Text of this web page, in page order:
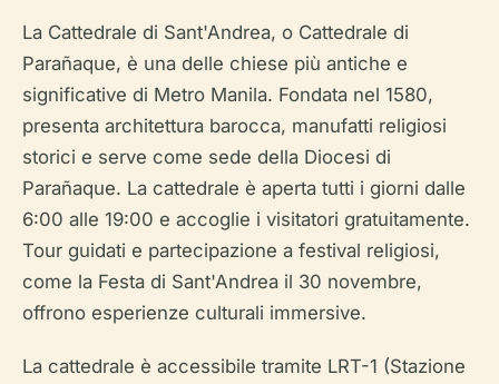
La Cattedrale di Sant'Andrea, o Cattedrale di
Parañaque, è una delle chiese più antiche e
significative di Metro Manila. Fondata nel 1580,
presenta architettura barocca, manufatti religiosi
storici e serve come sede della Diocesi di
Parañaque. La cattedrale è aperta tutti i giorni dalle
6:00 alle 19:00 e accoglie i visitatori gratuitamente.
Tour guidati e partecipazione a festival religiosi,
come la Festa di Sant'Andrea il 30 novembre,
offrono esperienze culturali immersive.
La cattedrale è accessibile tramite LRT-1 (Stazione